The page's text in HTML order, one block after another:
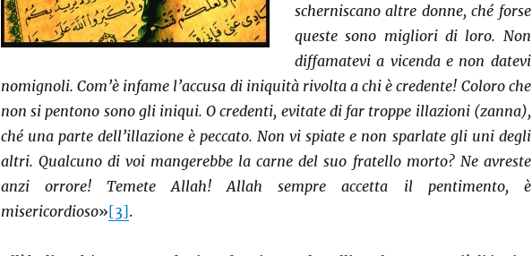
scherniscano altre donne, ché forse
queste sono migliori di loro. Non
diffamatevi a vicenda e non datevi
nomignoli. Com’è infame l’accusa di iniquità rivolta a chi è credente! Coloro che
non si pentono sono gli iniqui. O credenti, evitate di far troppe illazioni (zanna),
ché una parte dell’illazione è peccato. Non vi spiate e non sparlate gli uni degli
altri. Qualcuno di voi mangerebbe la carne del suo fratello morto? Ne avreste
anzi orrore! Temete Allah! Allah sempre accetta il pentimento, è
misericordioso»[3].